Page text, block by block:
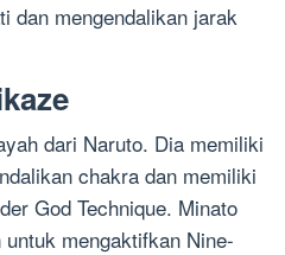
dan mengendalikan jarak
dari Naruto. Dia memiliki
chakra dan memiliki
God Technique. Minato
mengaktifkan Nine-